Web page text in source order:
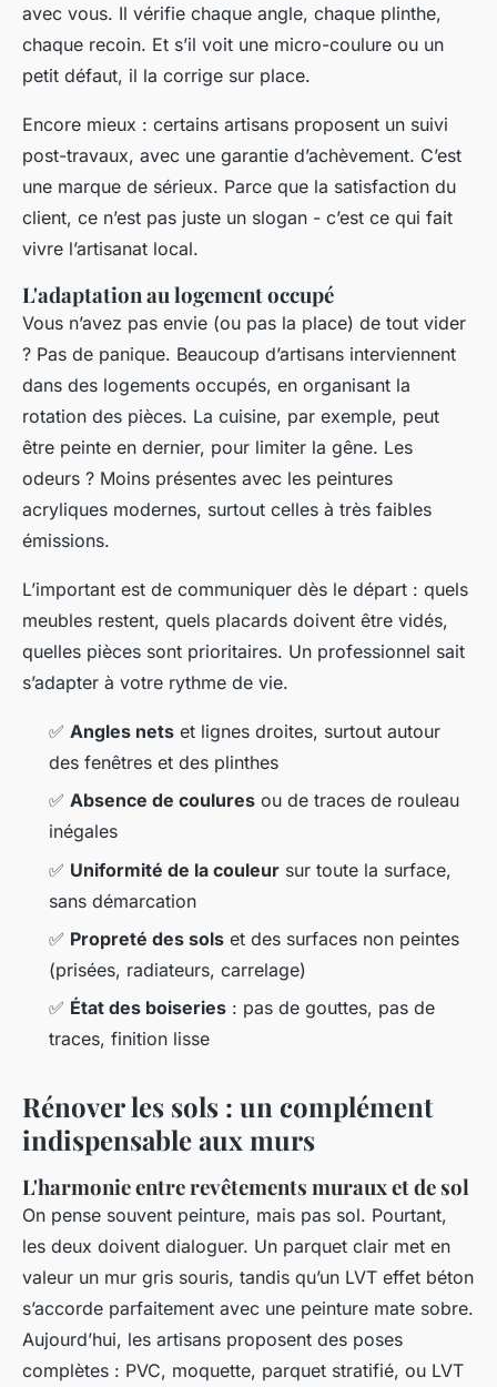
avec vous. Il vérifie chaque angle, chaque plinthe,
chaque recoin. Et s’il voit une micro-coulure ou un
petit défaut, il la corrige sur place.
Encore mieux : certains artisans proposent un suivi
post-travaux, avec une garantie d’achèvement. C’est
une marque de sérieux. Parce que la satisfaction du
client, ce n’est pas juste un slogan - c’est ce qui fait
vivre l’artisanat local.
L'adaptation au logement occupé
Vous n’avez pas envie (ou pas la place) de tout vider
? Pas de panique. Beaucoup d’artisans interviennent
dans des logements occupés, en organisant la
rotation des pièces. La cuisine, par exemple, peut
être peinte en dernier, pour limiter la gêne. Les
odeurs ? Moins présentes avec les peintures
acryliques modernes, surtout celles à très faibles
émissions.
L’important est de communiquer dès le départ : quels
meubles restent, quels placards doivent être vidés,
quelles pièces sont prioritaires. Un professionnel sait
s’adapter à votre rythme de vie.
✅ Angles nets et lignes droites, surtout autour
des fenêtres et des plinthes
✅ Absence de coulures ou de traces de rouleau
inégales
✅ Uniformité de la couleur sur toute la surface,
sans démarcation
✅ Propreté des sols et des surfaces non peintes
(prisées, radiateurs, carrelage)
✅ État des boiseries : pas de gouttes, pas de
traces, finition lisse
Rénover les sols : un complément
indispensable aux murs
L'harmonie entre revêtements muraux et de sol
On pense souvent peinture, mais pas sol. Pourtant,
les deux doivent dialoguer. Un parquet clair met en
valeur un mur gris souris, tandis qu’un LVT effet béton
s’accorde parfaitement avec une peinture mate sobre.
Aujourd’hui, les artisans proposent des poses
complètes : PVC, moquette, parquet stratifié, ou LVT